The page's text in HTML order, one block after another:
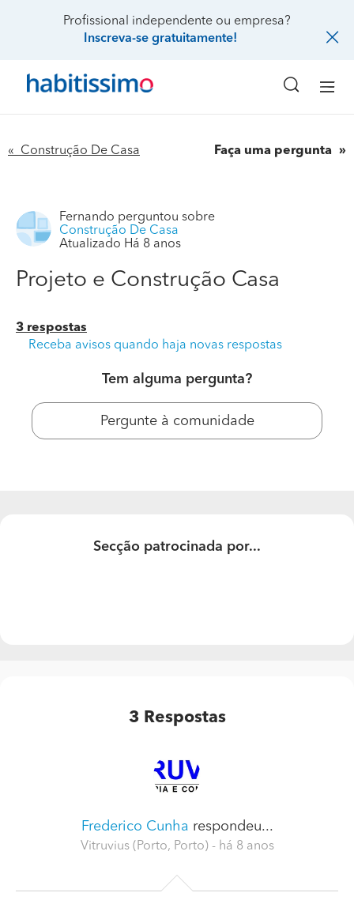
Profissional independente ou empresa?
Inscreva-se gratuitamente!
« Construção De Casa Faça uma pergunta
Projeto e Construção Casa
Fernando perguntou sobre
Construção De Casa
Atualizado Há 8 anos
Projeto e Construção Casa
3 respostas
Receba avisos quando haja novas respostas
Tem alguma pergunta?
Pergunte à comunidade
Secção patrocinada por...
3 Respostas
Frederico Cunha respondeu...
Vitruvius (Porto, Porto) - há 8 anos